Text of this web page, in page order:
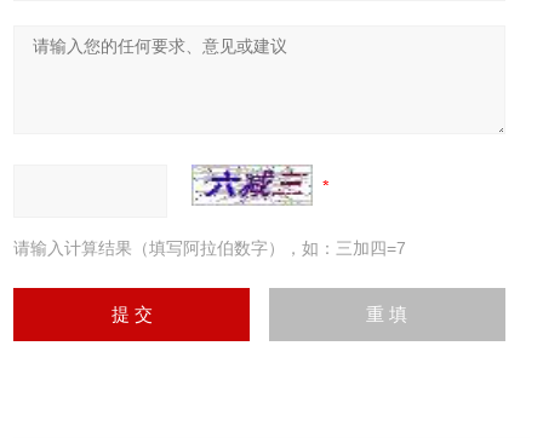
请输入计算结果（填写阿拉伯数字），如：三加四=7